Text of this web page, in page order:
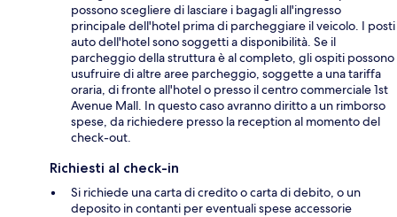
possono scegliere di lasciare i bagagli all'ingresso
principale dell'hotel prima di parcheggiare il veicolo. I posti
auto dell'hotel sono soggetti a disponibilità. Se il
parcheggio della struttura è al completo, gli ospiti possono
usufruire di altre aree parcheggio, soggette a una tariffa
oraria, di fronte all'hotel o presso il centro commerciale 1st
Avenue Mall. In questo caso avranno diritto a un rimborso
spese, da richiedere presso la reception al momento del
check-out.
Richiesti al check-in
Si richiede una carta di credito o carta di debito, o un
deposito in contanti per eventuali spese accessorie